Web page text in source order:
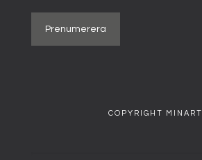
COPYRIGHT MINART